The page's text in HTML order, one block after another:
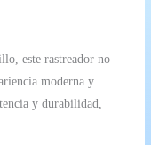
este rastreador no
moderna y
y durabilidad,